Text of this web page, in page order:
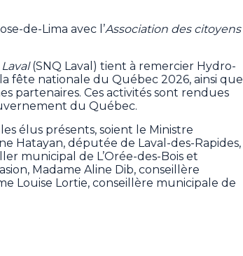
de-Lima avec l’Association des citoyens
(SNQ Laval) tient à remercier Hydro-
fête nationale du Québec 2026, ainsi que
partenaires. Ces activités sont rendues
du Québec.
élus présents, soient le Ministre
Hatayan, députée de Laval-des-Rapides,
municipal de L’Orée-des-Bois et
Madame Aline Dib, conseillère
Louise Lortie, conseillère municipale de